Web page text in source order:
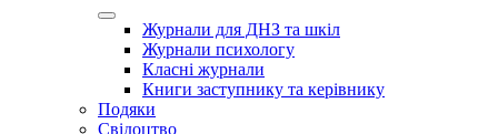
Журнали для ДНЗ та шкіл
Журнали психологу
Класні журнали
Книги заступнику та керівнику
Подяки
Свідоцтво